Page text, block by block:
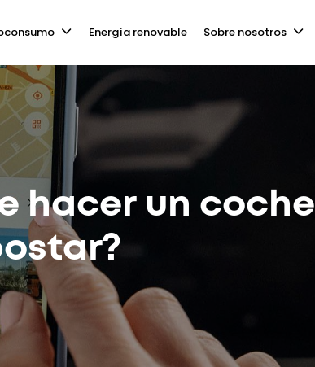
Energía renovable Sobre nosotros
hacer un coche